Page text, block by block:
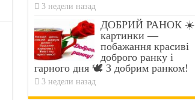
3 недели назад
ДОБРИЙ РАНОК ☀️
картинки —
побажання красиві
доброго ранку і
гарного дня 🕊️ З добрим ранком!
3 недели назад